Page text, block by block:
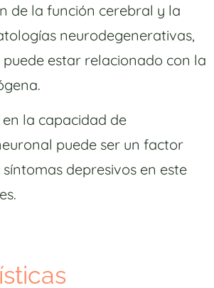
de la función cerebral y la
neurodegenerativas,
estar relacionado con la
la capacidad de
puede ser un factor
depresivos en este